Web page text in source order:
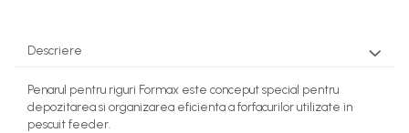
Descriere
Penarul pentru riguri Formax este conceput special pentru
depozitarea si organizarea eficienta a forfacurilor utilizate in
pescuit feeder.